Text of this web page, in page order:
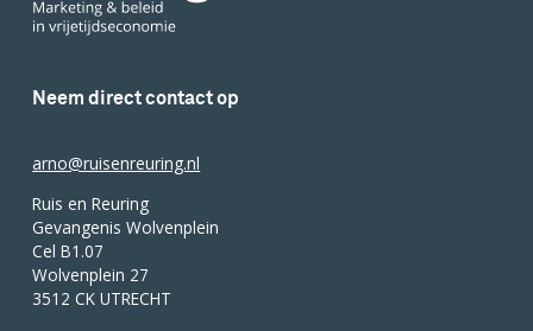
Neem direct contact op
arno@ruisenreuring.nl
Ruis en Reuring
Gevangenis Wolvenplein
Cel B1.07
Wolvenplein 27
3512 CK UTRECHT